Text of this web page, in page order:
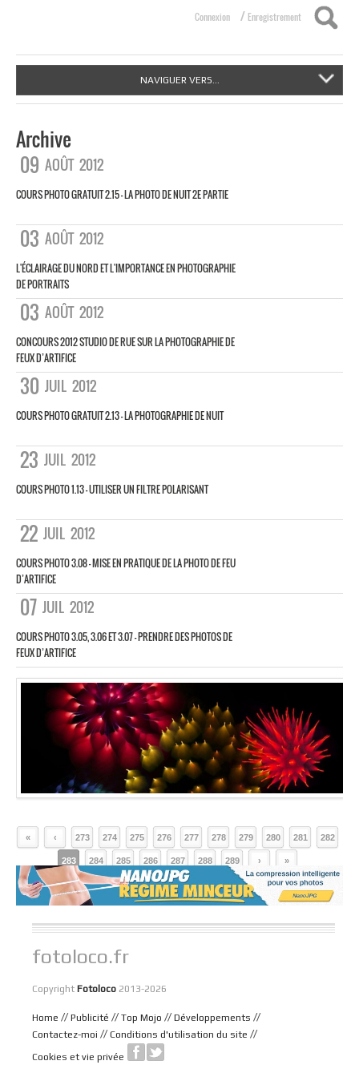
Connexion / Enregistrement
NAVIGUER VERS...
Archive
09 AOÛT 2012
COURS PHOTO GRATUIT 2.15 – LA PHOTO DE NUIT 2E PARTIE
03 AOÛT 2012
L'ÉCLAIRAGE DU NORD ET L'IMPORTANCE EN PHOTOGRAPHIE
DE PORTRAITS
03 AOÛT 2012
CONCOURS 2012 STUDIO DE RUE SUR LA PHOTOGRAPHIE DE
FEUX D’ARTIFICE
30 JUIL 2012
COURS PHOTO GRATUIT 2.13 – LA PHOTOGRAPHIE DE NUIT
23 JUIL 2012
COURS PHOTO 1.13 – UTILISER UN FILTRE POLARISANT
22 JUIL 2012
COURS PHOTO 3.08 – MISE EN PRATIQUE DE LA PHOTO DE FEU
D’ARTIFICE
07 JUIL 2012
COURS PHOTO 3.05, 3.06 ET 3.07 – PRENDRE DES PHOTOS DE
FEUX D’ARTIFICE
« ‹ 273 274 275 276 277 278 279 280 281 282
283 284 285 286 287 288 289 › »
fotoloco.fr
Copyright Fotoloco 2013-2026
Home // Publicité // Top Mojo // Développements //
Contactez-moi // Conditions d'utilisation du site //
Cookies et vie privée